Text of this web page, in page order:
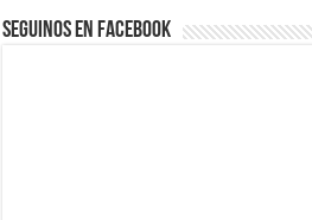
Seguinos en Facebook